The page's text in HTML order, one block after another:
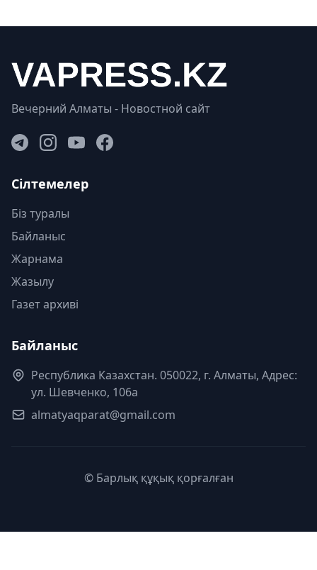
Вечерний Алматы - Новостной сайт
Сілтемелер
Біз туралы
Байланыс
Жарнама
Жазылу
Газет архиві
Байланыс
Республика Казахстан. 050022, г. Алматы, Адрес:
ул. Шевченко, 106а
almatyaqparat@gmail.com
© Барлық құқық қорғалған